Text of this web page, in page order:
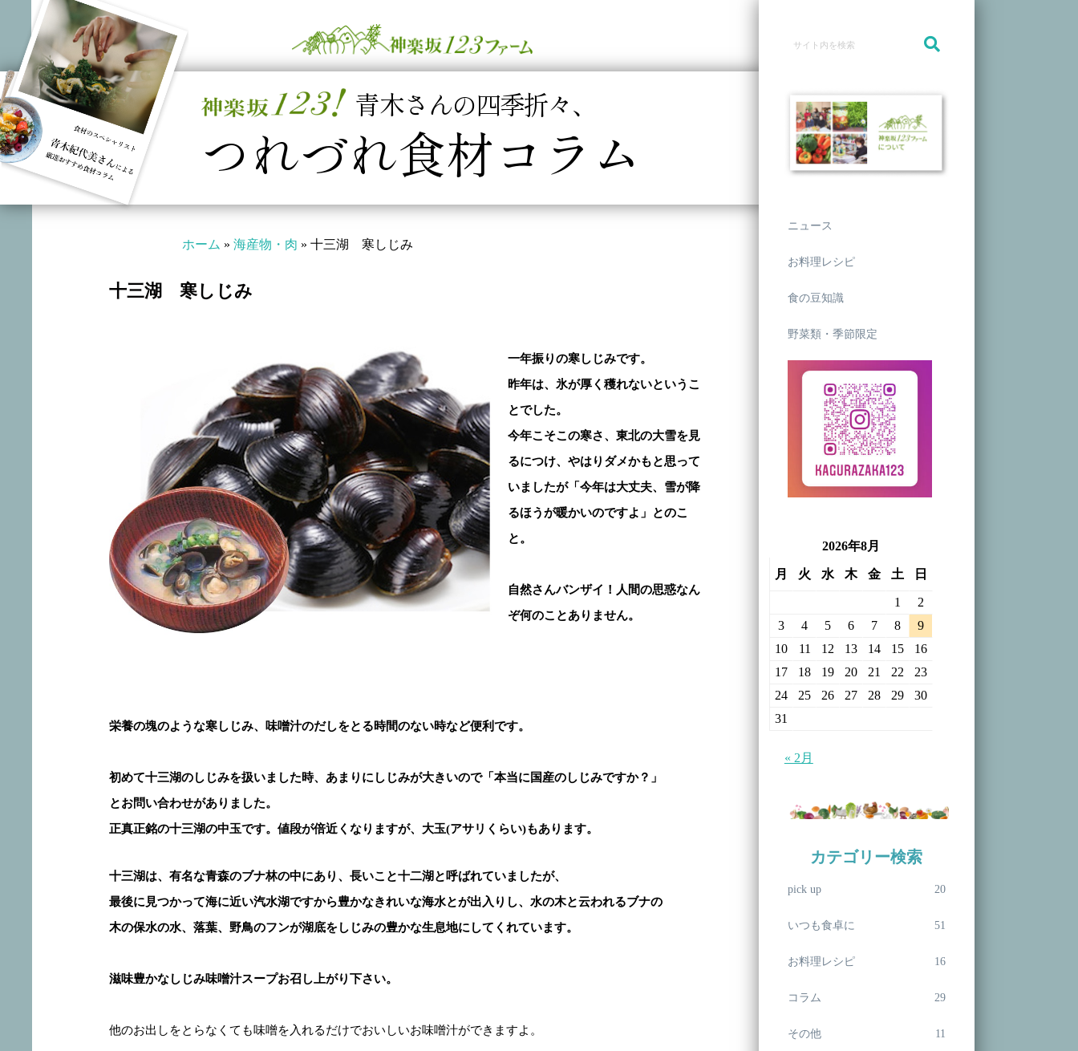
青木さんの四季折々、
つれづれ食材コラム
ホーム » 海産物・肉 » 十三湖 寒しじみ
十三湖 寒しじみ
一年振りの寒しじみです。
昨年は、氷が厚く穫れないというこ
とでした。
今年こそこの寒さ、東北の大雪を見
るにつけ、やはりダメかもと思って
いましたが「今年は大丈夫、雪が降
るほうが暖かいのですよ」とのこ
と。
自然さんバンザイ！人間の思惑なん
ぞ何のことありません。
栄養の塊のような寒しじみ、味噌汁のだしをとる時間のない時など便利です。
初めて十三湖のしじみを扱いました時、あまりにしじみが大きいので「本当に国産のしじみですか？」
とお問い合わせがありました。
正真正銘の十三湖の中玉です。値段が倍近くなりますが、大玉(アサリくらい)もあります。
十三湖は、有名な青森のブナ林の中にあり、長いこと十二湖と呼ばれていましたが、
最後に見つかって海に近い汽水湖ですから豊かなきれいな海水とが出入りし、水の木と云われるブナの
木の保水の水、落葉、野鳥のフンが湖底をしじみの豊かな生息地にしてくれています。
滋味豊かなしじみ味噌汁スープお召し上がり下さい。
他のお出しをとらなくても味噌を入れるだけでおいしいお味噌汁ができますよ。
ニュース
お料理レシピ
食の豆知識
野菜類・季節限定
2026年8月
月 火 水 木 金 土 日
1
2
3
4 5 6 7 8
9
10
11 12 13 14 15
16
17
18 19 20 21 22
23
24
25 26 27 28 29
30
31
« 2月
カテゴリー検索
pick up 20
いつも食卓に 51
お料理レシピ 16
コラム 29
その他 11